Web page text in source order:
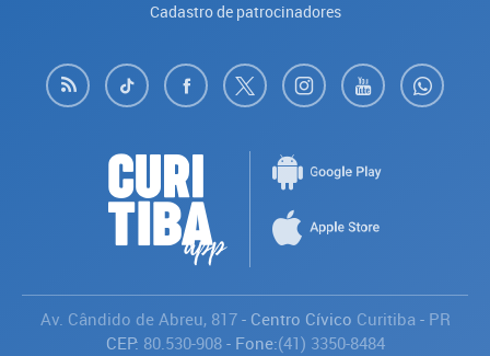
Cadastro de patrocinadores
Av. Cândido de Abreu, 817- Centro Cívico Curitiba- PR
CEP: 80.530-908- Fone:(41) 3350-8484